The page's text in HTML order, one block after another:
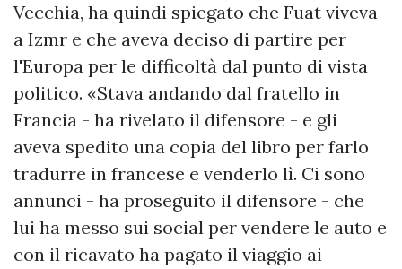
Vecchia, ha quindi spiegato che Fuat viveva
a Izmr e che aveva deciso di partire per
l'Europa per le difficoltà dal punto di vista
politico. «Stava andando dal fratello in
Francia - ha rivelato il difensore - e gli
aveva spedito una copia del libro per farlo
tradurre in francese e venderlo lì. Ci sono
annunci - ha proseguito il difensore - che
lui ha messo sui social per vendere le auto e
con il ricavato ha pagato il viaggio ai